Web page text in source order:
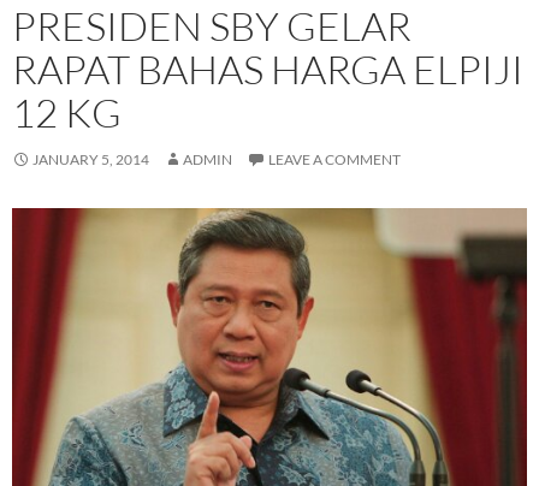
PRESIDEN SBY GELAR
RAPAT BAHAS HARGA ELPIJI
12 KG
JANUARY 5, 2014 ADMIN LEAVE A COMMENT